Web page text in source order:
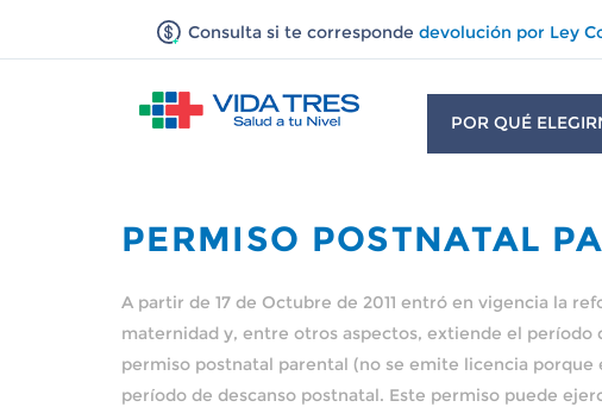
Consulta si te corresponde devolución por Ley
POR QUÉ
PERMISO POSTNATAL
A partir de 17 de Octubre de 2011 entró en vigencia la
maternidad y, entre otros aspectos, extiende el período
permiso postnatal parental (no se emite licencia porque
período de descanso postnatal. Este permiso puede